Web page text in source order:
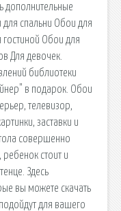
дополнительные
спальни Обои для
Обои для
Для девочек.
библиотеки
в подарок. Обои
телевизор,
заставки и
совершенно
стоит и
Здесь
вы можете скачать
для вашего